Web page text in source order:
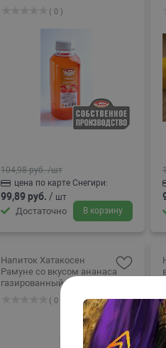
( 0 )
104,98 руб. /шт
цена по карте Снегири:
99,89 руб. / шт
Достаточно В корзину
Напиток Хатакосен
Рамуне со вкусом ананаса
газированный 200мл
( 0 )